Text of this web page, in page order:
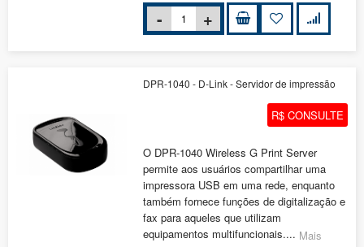
DPR-1040 - D-Link - Servidor de impressão
R$ CONSULTE
O DPR-1040 Wireless G Print Server
permite aos usuários compartilhar uma
impressora USB em uma rede, enquanto
também fornece funções de digitalização e
fax para aqueles que utilizam
equipamentos multifuncionais.... Mais